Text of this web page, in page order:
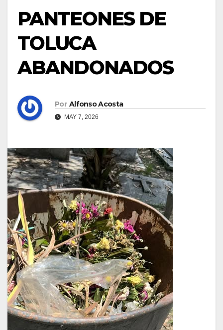
PANTEONES DE
TOLUCA
ABANDONADOS
Por Alfonso Acosta
MAY 7, 2026